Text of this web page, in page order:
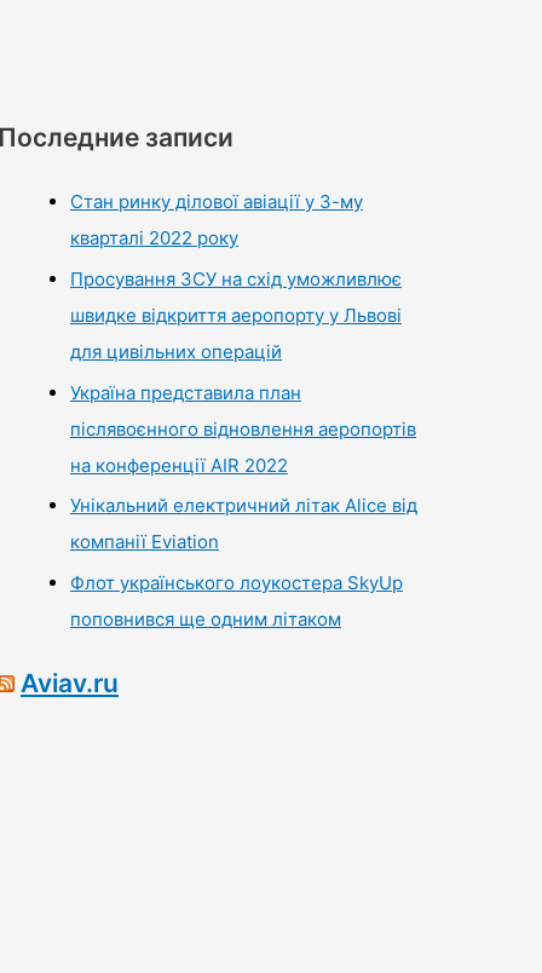
Последние записи
Стан ринку ділової авіації у 3-му
кварталі 2022 року
Просування ЗСУ на схід уможливлює
швидке відкриття аеропорту у Львові
для цивільних операцій
Україна представила план
післявоєнного відновлення аеропортів
на конференції AIR 2022
Унікальний електричний літак Alice від
компанії Eviation
Флот українського лоукостера SkyUp
поповнився ще одним літаком
Aviav.ru